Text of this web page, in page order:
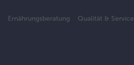
Ernährungsberatung Qualität & Service